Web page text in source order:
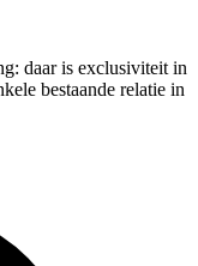
daar is exclusiviteit in
bestaande relatie in